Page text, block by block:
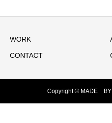
WORK
CONTACT
Copyright © MADE